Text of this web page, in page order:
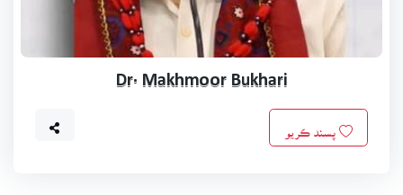
Dr. Makhmoor Bukhari